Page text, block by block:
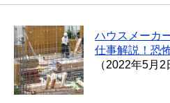
ハウスメーカ
仕事解説！恐
（2022年5月2